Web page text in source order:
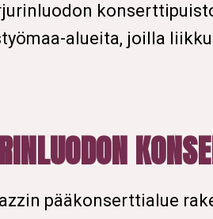
alueita, joilla
pääkonserttialue